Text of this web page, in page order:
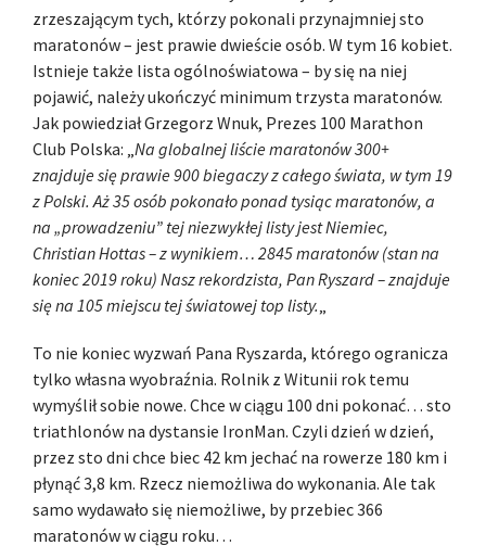
zrzeszającym tych, którzy pokonali przynajmniej sto
maratonów – jest prawie dwieście osób. W tym 16 kobiet.
Istnieje także lista ogólnoświatowa – by się na niej
pojawić, należy ukończyć minimum trzysta maratonów.
Jak powiedział Grzegorz Wnuk, Prezes 100 Marathon
Club Polska: „ Na globalnej liście maratonów 300+
znajduje się prawie 900 biegaczy z całego świata, w tym 19
z Polski. Aż 35 osób pokonało ponad tysiąc maratonów, a
na „prowadzeniu” tej niezwykłej listy jest Niemiec,
Christian Hottas – z wynikiem… 2845 maratonów (stan na
koniec 2019 roku) Nasz rekordzista, Pan Ryszard – znajduje
się na 105 miejscu tej światowej top listy.
To nie koniec wyzwań Pana Ryszarda, którego ogranicza
tylko własna wyobraźnia. Rolnik z Witunii rok temu
wymyślił sobie nowe. Chce w ciągu 100 dni pokonać… sto
triathlonów na dystansie IronMan. Czyli dzień w dzień,
przez sto dni chce biec 42 km jechać na rowerze 180 km i
płynąć 3,8 km. Rzecz niemożliwa do wykonania. Ale tak
samo wydawało się niemożliwe, by przebiec 366
maratonów w ciągu roku…